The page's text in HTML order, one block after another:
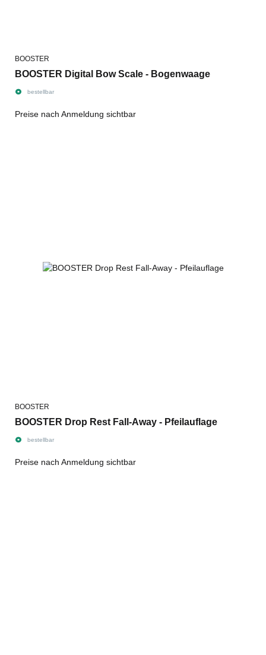
BOOSTER
BOOSTER Digital Bow Scale - Bogenwaage
bestellbar
Preise nach Anmeldung sichtbar
BOOSTER
BOOSTER Drop Rest Fall-Away - Pfeilauflage
bestellbar
Preise nach Anmeldung sichtbar